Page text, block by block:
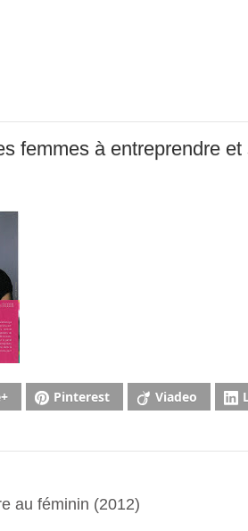
femmes à entreprendre et
Pinterest Viadeo
au féminin (2012)